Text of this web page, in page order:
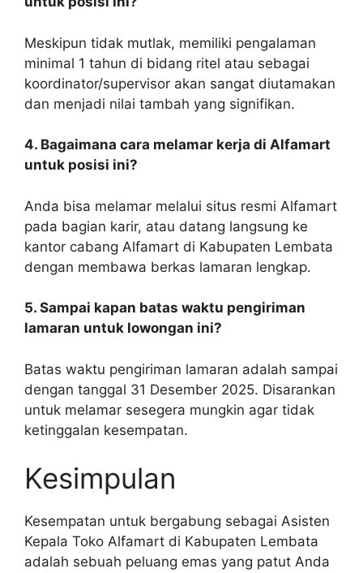
Meskipun tidak mutlak, memiliki pengalaman
minimal 1 tahun di bidang ritel atau sebagai
koordinator/supervisor akan sangat diutamakan
dan menjadi nilai tambah yang signifikan.
4. Bagaimana cara melamar kerja di Alfamart
untuk posisi ini?
Anda bisa melamar melalui situs resmi Alfamart
pada bagian karir, atau datang langsung ke
kantor cabang Alfamart di Kabupaten Lembata
dengan membawa berkas lamaran lengkap.
5. Sampai kapan batas waktu pengiriman
lamaran untuk lowongan ini?
Batas waktu pengiriman lamaran adalah sampai
dengan tanggal 31 Desember 2025. Disarankan
untuk melamar sesegera mungkin agar tidak
ketinggalan kesempatan.
Kesimpulan
Kesempatan untuk bergabung sebagai Asisten
Kepala Toko Alfamart di Kabupaten Lembata
adalah sebuah peluang emas yang patut Anda